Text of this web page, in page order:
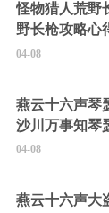
怪物猎人荒野
野长枪攻略心
04-08
燕云十六声琴
沙川万事知琴
04-08
燕云十六声大